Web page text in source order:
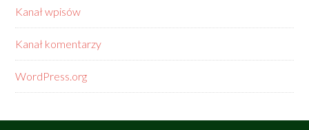
Kanał wpisów
Kanał komentarzy
WordPress.org